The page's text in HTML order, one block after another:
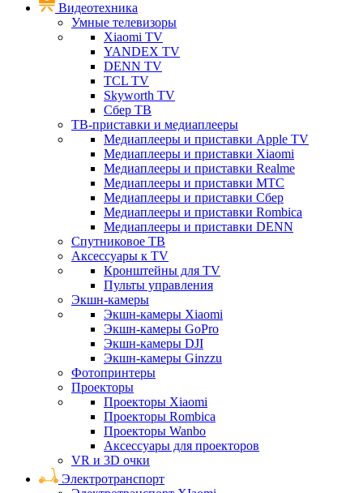
Видеотехника
Умные телевизоры
Xiaomi TV
YANDEX TV
DENN TV
TCL TV
Skyworth TV
Сбер ТВ
ТВ-приставки и медиаплееры
Медиаплееры и приставки Apple TV
Медиаплееры и приставки Xiaomi
Медиаплееры и приставки Realme
Медиаплееры и приставки МТС
Медиаплееры и приставки Сбер
Медиаплееры и приставки Rombica
Медиаплееры и приставки DENN
Спутниковое ТВ
Аксессуары к TV
Кронштейны для TV
Пульты управления
Экшн-камеры
Экшн-камеры Xiaomi
Экшн-камеры GoPro
Экшн-камеры DJI
Экшн-камеры Ginzzu
Фотопринтеры
Проекторы
Проекторы Xiaomi
Проекторы Rombica
Проекторы Wanbo
Аксессуары для проекторов
VR и 3D очки
Электротранспорт